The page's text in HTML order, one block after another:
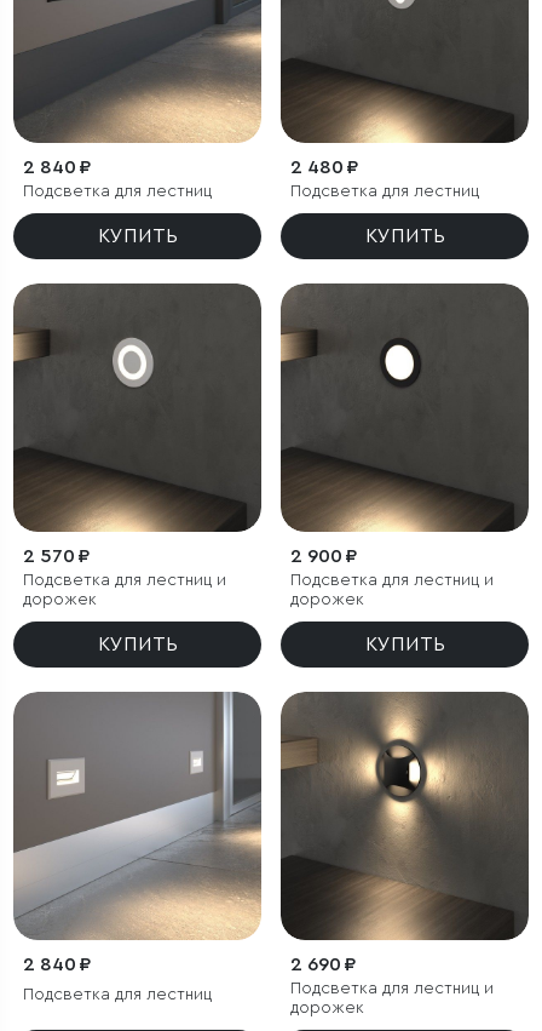
2 840 ₽
Подсветка для лестниц
КУПИТЬ
2 480 ₽
Подсветка для лестниц
КУПИТЬ
2 570 ₽
Подсветка для лестниц и
дорожек
КУПИТЬ
2 900 ₽
Подсветка для лестниц и
дорожек
КУПИТЬ
2 840 ₽
Подсветка для лестниц
2 690 ₽
Подсветка для лестниц и
дорожек